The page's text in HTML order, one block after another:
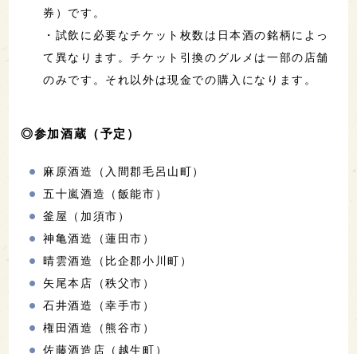
券）です。
・試飲に必要なチケット枚数は日本酒の銘柄によっ
て異なります。チケット引換のグルメは一部の店舗
のみです。それ以外は現金での購入になります。
◎参加酒蔵（予定）
麻原酒造（入間郡毛呂山町）
五十嵐酒造（飯能市）
釜屋（加須市）
神亀酒造（蓮田市）
晴雲酒造（比企郡小川町）
矢尾本店（秩父市）
石井酒造（幸手市）
権田酒造（熊谷市）
佐藤酒造店（越生町）